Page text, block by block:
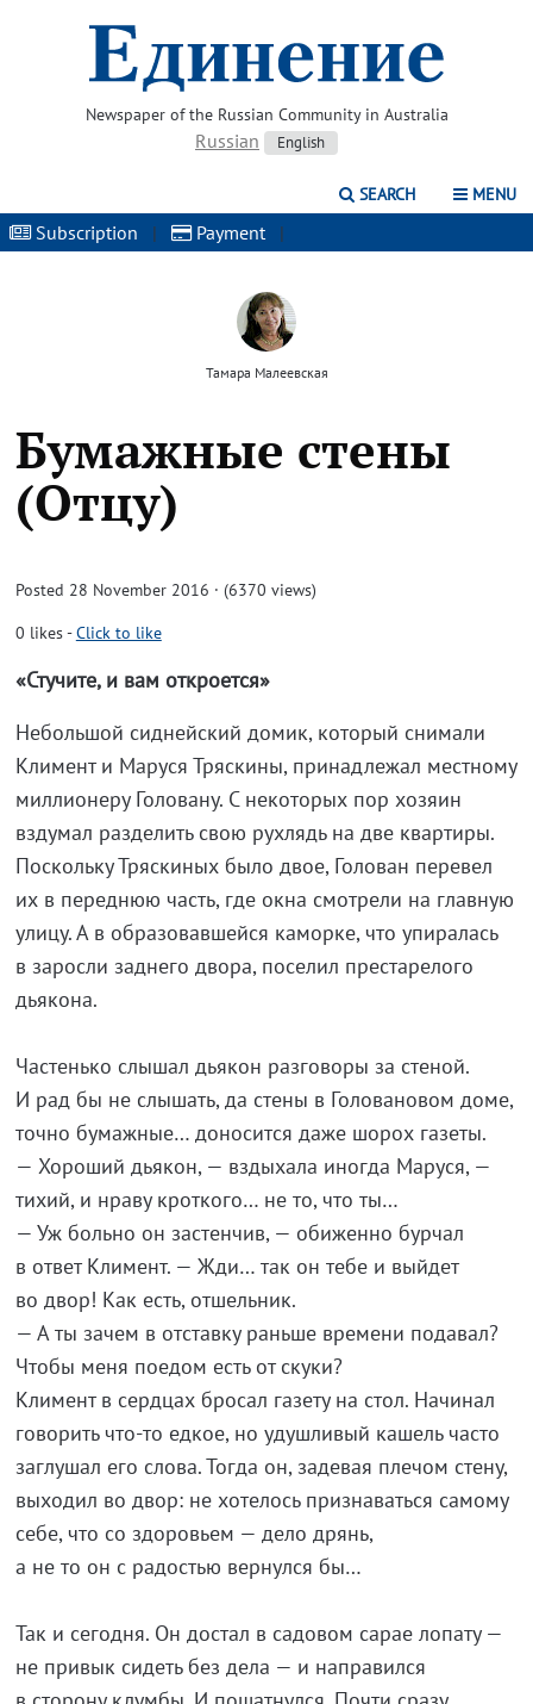
Newspaper of the Russian Community in Australia
Russian English
SEARCH MENU
Subscription | Payment |
Тамара Малеевская
Бумажные стены
(Отцу)
Posted 28 November 2016 · (6370 views)
0 likes-Click to like
«Стучите, и вам откроется»
Небольшой сиднейский домик, который снимали
Климент и Маруся Тряскины, принадлежал местному
миллионеру Головану. С некоторых пор хозяин
вздумал разделить свою рухлядь на две квартиры.
Поскольку Тряскиных было двое, Голован перевел
их в переднюю часть, где окна смотрели на главную
улицу. А в образовавшейся каморке, что упиралась
в заросли заднего двора, поселил престарелого
дьякона.
Частенько слышал дьякон разговоры за стеной.
И рад бы не слышать, да стены в Головановом доме,
точно бумажные… доносится даже шорох газеты.
— Хороший дьякон, — вздыхала иногда Маруся, —
тихий, и нраву кроткого… не то, что ты…
— Уж больно он застенчив, — обиженно бурчал
в ответ Климент. — Жди… так он тебе и выйдет
во двор! Как есть, отшельник.
— А ты зачем в отставку раньше времени подавал?
Чтобы меня поедом есть от скуки?
Климент в сердцах бросал газету на стол. Начинал
говорить что-то едкое, но удушливый кашель часто
заглушал его слова. Тогда он, задевая плечом стену,
выходил во двор: не хотелось признаваться самому
себе, что со здоровьем — дело дрянь,
а не то он с радостью вернулся бы…
Так и сегодня. Он достал в садовом сарае лопату —
не привык сидеть без дела — и направился